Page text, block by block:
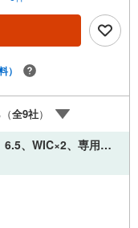
（2026年8月29日完
キッチン/洗面化粧台/ト
室クロス張替え/CF施工/
舗を構えております。
やおむつ替えスペース
安心してご来店いただ
査のサポートや金融機
わせた無理のない資金
トいたします。
）
全9社）
WIC×2、専用庭17.40m